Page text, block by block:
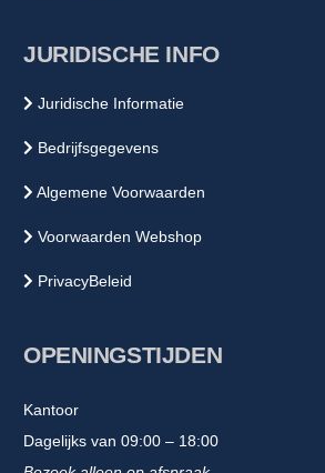
JURIDISCHE INFO
Juridische Informatie
Bedrijfsgegevens
Algemene Voorwaarden
Voorwaarden Webshop
PrivacyBeleid
OPENINGSTIJDEN
Kantoor
Dagelijks van 09:00 – 18:00